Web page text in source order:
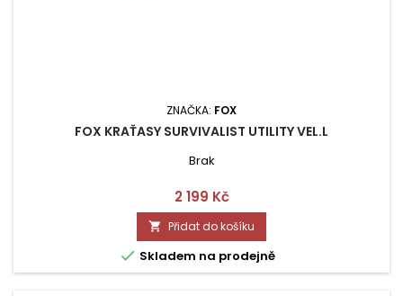
ZNAČKA: FOX
FOX KRAŤASY SURVIVALIST UTILITY VEL.L
Brak
Cena
2 199 Kč
 Přidat do košíku
 Skladem na prodejně